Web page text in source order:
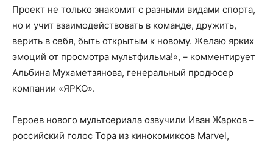
Проект не только знакомит с разными видами спорта,
но и учит взаимодействовать в команде, дружить,
верить в себя, быть открытым к новому. Желаю ярких
эмоций от просмотра мультфильма!», – комментирует
Альбина Мухаметзянова, генеральный продюсер
компании «ЯРКО».
Героев нового мультсериала озвучили Иван Жарков –
российский голос Тора из кинокомиксов Marvel,